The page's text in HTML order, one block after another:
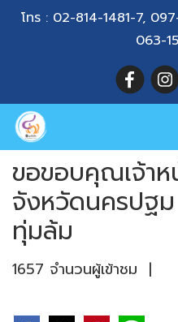
โทร : 02-814-1481-7,
063-
ขอขอบคุณเจ้า
จังหวัดนครปฐม
ทุ่มล้ม
1657 จำนวนผู้เข้าชม |